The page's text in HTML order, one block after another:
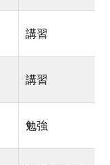
講習
講習
勉強